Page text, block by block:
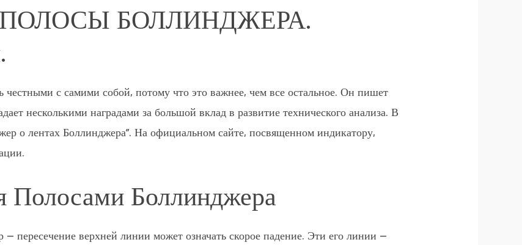
ПОЛОСЫ БОЛЛИНДЖЕРА.
честными с самими собой, потому что это важнее, чем все остальное. Он пишет
несколькими наградами за большой вклад в развитие технического анализа. В
о лентах Боллинджера”. На официальном сайте, посвященном индикатору,
Полосами Боллинджера
пересечение верхней линии может означать скорое падение. Эти его линии —